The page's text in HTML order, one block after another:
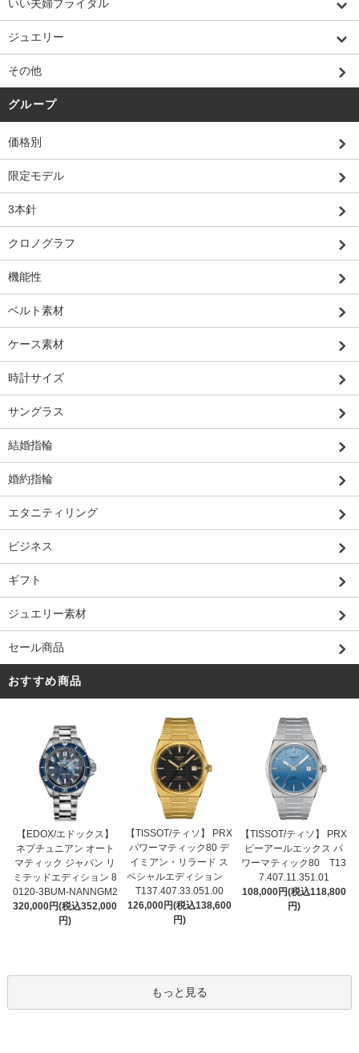
いい夫婦ブライダル
ジュエリー
その他
グループ
価格別
限定モデル
3本針
クロノグラフ
機能性
ベルト素材
ケース素材
時計サイズ
サングラス
結婚指輪
婚約指輪
エタニティリング
ビジネス
ギフト
ジュエリー素材
セール商品
おすすめ商品
【EDOX/エドックス】
ネプチュニアン オート
マティック ジャパン リ
ミテッドエディション 8
0120-3BUM-NANNGM2
320,000円(税込352,000
円)
【TISSOT/ティソ】 PRX
パワーマティック80 デ
イミアン・リラード ス
ペシャルエディション
T137.407.33.051.00
126,000円(税込138,600
円)
【TISSOT/ティソ】 PRX
ピーアールエックス パ
ワーマティック80 T13
7.407.11.351.01
108,000円(税込118,800
円)
もっと見る